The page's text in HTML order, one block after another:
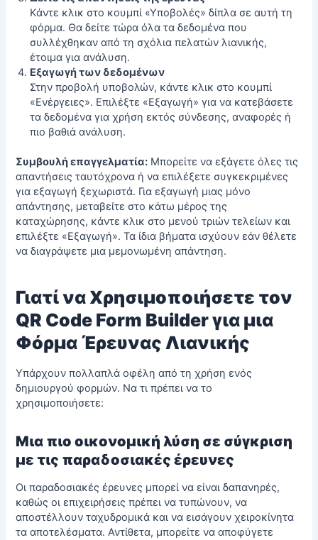
Κάντε κλικ στο κουμπί «Υποβολές» δίπλα σε αυτή τη
φόρμα. Θα δείτε τώρα όλα τα δεδομένα που
συλλέχθηκαν από τη σχόλια πελατών λιανικής,
έτοιμα για ανάλυση.
Εξαγωγή των δεδομένων
Στην προβολή υποβολών, κάντε κλικ στο κουμπί
«Ενέργειες». Επιλέξτε «Εξαγωγή» για να κατεβάσετε
τα δεδομένα για χρήση εκτός σύνδεσης, αναφορές ή
πιο βαθιά ανάλυση.
Συμβουλή επαγγελματία: Μπορείτε να εξάγετε όλες τις
απαντήσεις ταυτόχρονα ή να επιλέξετε συγκεκριμένες
για εξαγωγή ξεχωριστά. Για εξαγωγή μιας μόνο
απάντησης, μεταβείτε στο κάτω μέρος της
καταχώρησης, κάντε κλικ στο μενού τριών τελείων και
επιλέξτε «Εξαγωγή». Τα ίδια βήματα ισχύουν εάν θέλετε
να διαγράψετε μια μεμονωμένη απάντηση.
Γιατί να Χρησιμοποιήσετε τον
QR Code Form Builder για μια
Φόρμα Έρευνας Λιανικής
Υπάρχουν πολλαπλά οφέλη από τη χρήση ενός
δημιουργού φορμών. Να τι πρέπει να το
χρησιμοποιήσετε:
Μια πιο οικονομική λύση σε σύγκριση
με τις παραδοσιακές έρευνες
Οι παραδοσιακές έρευνες μπορεί να είναι δαπανηρές,
καθώς οι επιχειρήσεις πρέπει να τυπώνουν, να
αποστέλλουν ταχυδρομικά και να εισάγουν χειροκίνητα
τα αποτελέσματα. Αντίθετα, μπορείτε να αποφύγετε